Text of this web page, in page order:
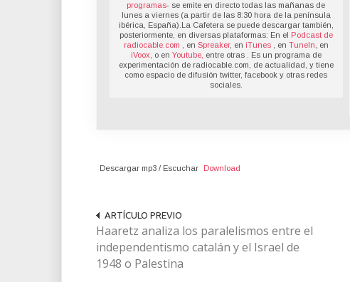
programas- se emite en directo todas las mañanas de
lunes a viernes (a partir de las 8:30 hora de la península
ibérica, España).La Cafetera se puede descargar también,
posteriormente, en diversas plataformas: En el Podcast de
radiocable.com
, en Spreaker, en iTunes , en TuneIn , en
iVoox , o en Youtube, entre otras . Es un programa de
experimentación de radiocable.com, de actualidad, y tiene
como espacio de difusión twitter, facebook y otras redes
sociales.
Descargar mp3 / Escuchar Download
ARTÍCULO PREVIO
Haaretz analiza los paralelismos entre el
independentismo catalán y el Israel de
1948 o Palestina